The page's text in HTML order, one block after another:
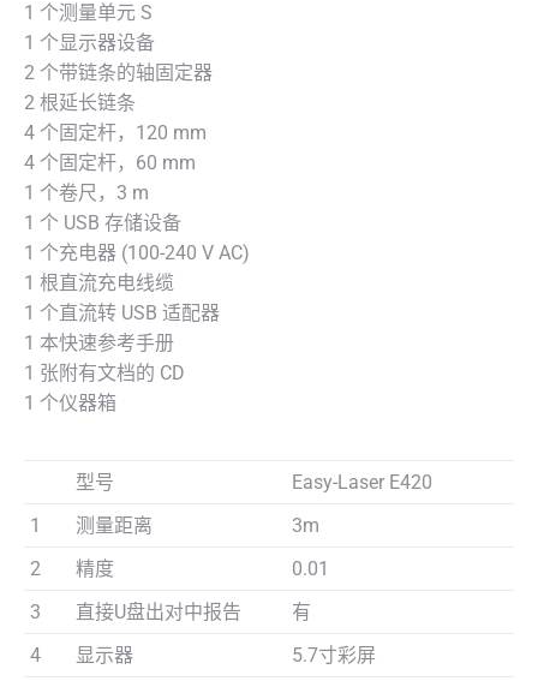
1 个测量单元 S
1 个显示器设备
2 个带链条的轴固定器
2 根延长链条
4 个固定杆，120 mm
4 个固定杆，60 mm
1 个卷尺，3 m
1 个 USB 存储设备
1 个充电器 (100-240 V AC)
1 根直流充电线缆
1 个直流转 USB 适配器
1 本快速参考手册
1 张附有文档的 CD
1 个仪器箱
型号
Easy-Laser E420
1
测量距离
3m
2
精度
0.01
3
直接U盘出对中报告
有
4
显示器
5.7寸彩屏